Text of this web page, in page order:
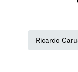
Ricardo